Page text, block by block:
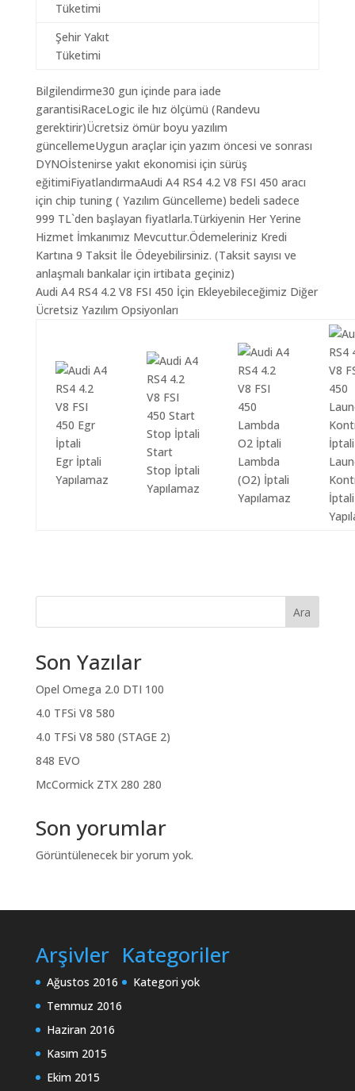
Tüketimi
Şehir Yakıt
Tüketimi
Bilgilendirme30 gun içinde para iade
garantisiRaceLogic ile hız ölçümü (Randevu
gerektirir)Ücretsiz ömür boyu yazılım
güncellemeUygun araçlar için yazım öncesi ve sonrası
DYNOİstenirse yakıt ekonomisi için sürüş
eğitimiFiyatlandırmaAudi A4 RS4 4.2 V8 FSI 450 aracı
için chip tuning ( Yazılım Güncelleme) bedeli sadece
999 TL`den başlayan fiyatlarla.Türkiyenin Her Yerine
Hizmet İmkanımız Mevcuttur.Ödemeleriniz Kredi
Kartına 9 Taksit İle Ödeyebilirsiniz. (Taksit sayısı ve
anlaşmalı bankalar için irtibata geçiniz)
Audi A4 RS4 4.2 V8 FSI 450 İçin Ekleyebileceğimiz Diğer
Ücretsiz Yazılım Opsiyonları
Egr İptali
Yapılamaz
Start
Stop İptali
Yapılamaz
Lambda
(O2) İptali
Yapılamaz
İptali
Ara
Son Yazılar
Opel Omega 2.0 DTI 100
4.0 TFSi V8 580
4.0 TFSi V8 580 (STAGE 2)
848 EVO
McCormick ZTX 280 280
Son yorumlar
Görüntülenecek bir yorum yok.
Arşivler
Ağustos 2016
Temmuz 2016
Haziran 2016
Kasım 2015
Ekim 2015
Kategoriler
Kategori yok